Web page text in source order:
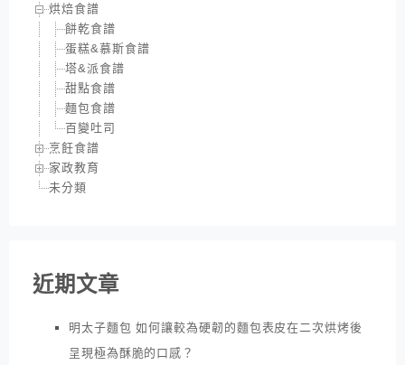
烘焙食譜
餅乾食譜
蛋糕&慕斯食譜
塔&派食譜
甜點食譜
麵包食譜
百變吐司
烹飪食譜
家政教育
未分類
近期文章
明太子麵包 如何讓較為硬韌的麵包表皮在二次烘烤後
呈現極為酥脆的口感？